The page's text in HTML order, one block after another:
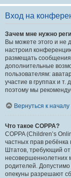
Вход на
Зачем мне нужно
Вы можете этого и не
настроил
размещать
дополнительные
пользователям:
участие в группах и т.
поэтому мы
Вернуться к началу
Что такое COPPA?
COPPA (Children’s
частных прав
Штатов, требующий
несовершеннолетних
родителей. Допустимо
опекуны разрешают